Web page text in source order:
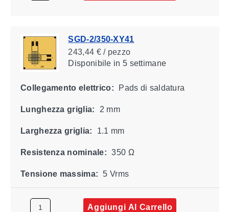
SGD-2/350-XY41
243,44 € / pezzo
Disponibile in 5 settimane
Collegamento elettrico: Pads di saldatura
Lunghezza griglia: 2 mm
Larghezza griglia: 1.1 mm
Resistenza nominale: 350 Ω
Tensione massima: 5 Vrms
Aggiungi Al Carrello